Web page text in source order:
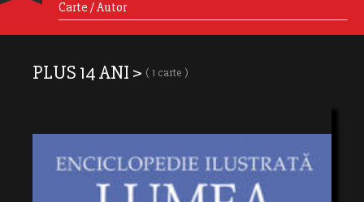
PLUS 14 ANI > ( 1 carte )